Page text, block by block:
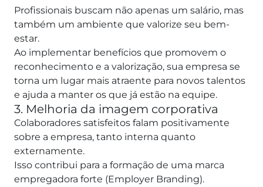
Profissionais buscam não apenas um salário, mas
também um ambiente que valorize seu bem-
estar.
Ao implementar benefícios que promovem o
reconhecimento e a valorização, sua empresa se
torna um lugar mais atraente para novos talentos
e ajuda a manter os que já estão na equipe.
3. Melhoria da imagem corporativa
Colaboradores satisfeitos falam positivamente
sobre a empresa, tanto interna quanto
externamente.
Isso contribui para a formação de uma marca
empregadora forte (Employer Branding).